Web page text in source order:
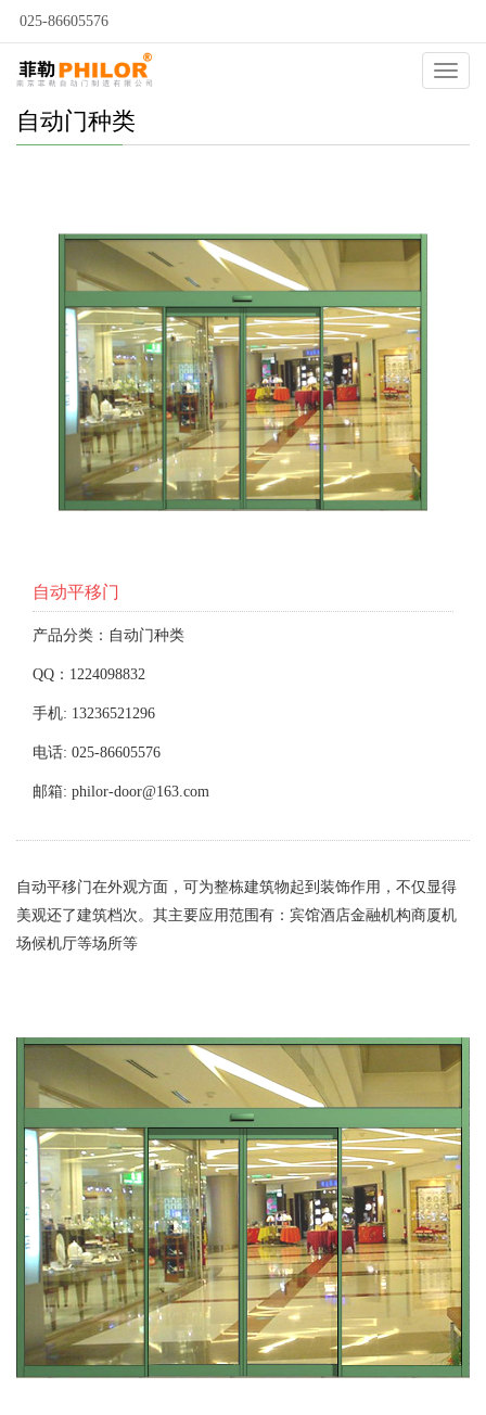
025-86605576
自动门种类
自动平移门
产品分类：自动门种类
QQ：1224098832
手机: 13236521296
电话: 025-86605576
邮箱: philor-door@163.com
自动平移门在外观方面，可为整栋建筑物起到装饰作用，不仅显得
美观还了建筑档次。其主要应用范围有：宾馆酒店金融机构商厦机
场候机厅等场所等